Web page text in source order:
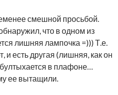
смешной просьбой.
что в одном из
лишняя лампочка =))) Т.е.
и есть другая (лишняя, как он
в плафоне…
ее вытащили.